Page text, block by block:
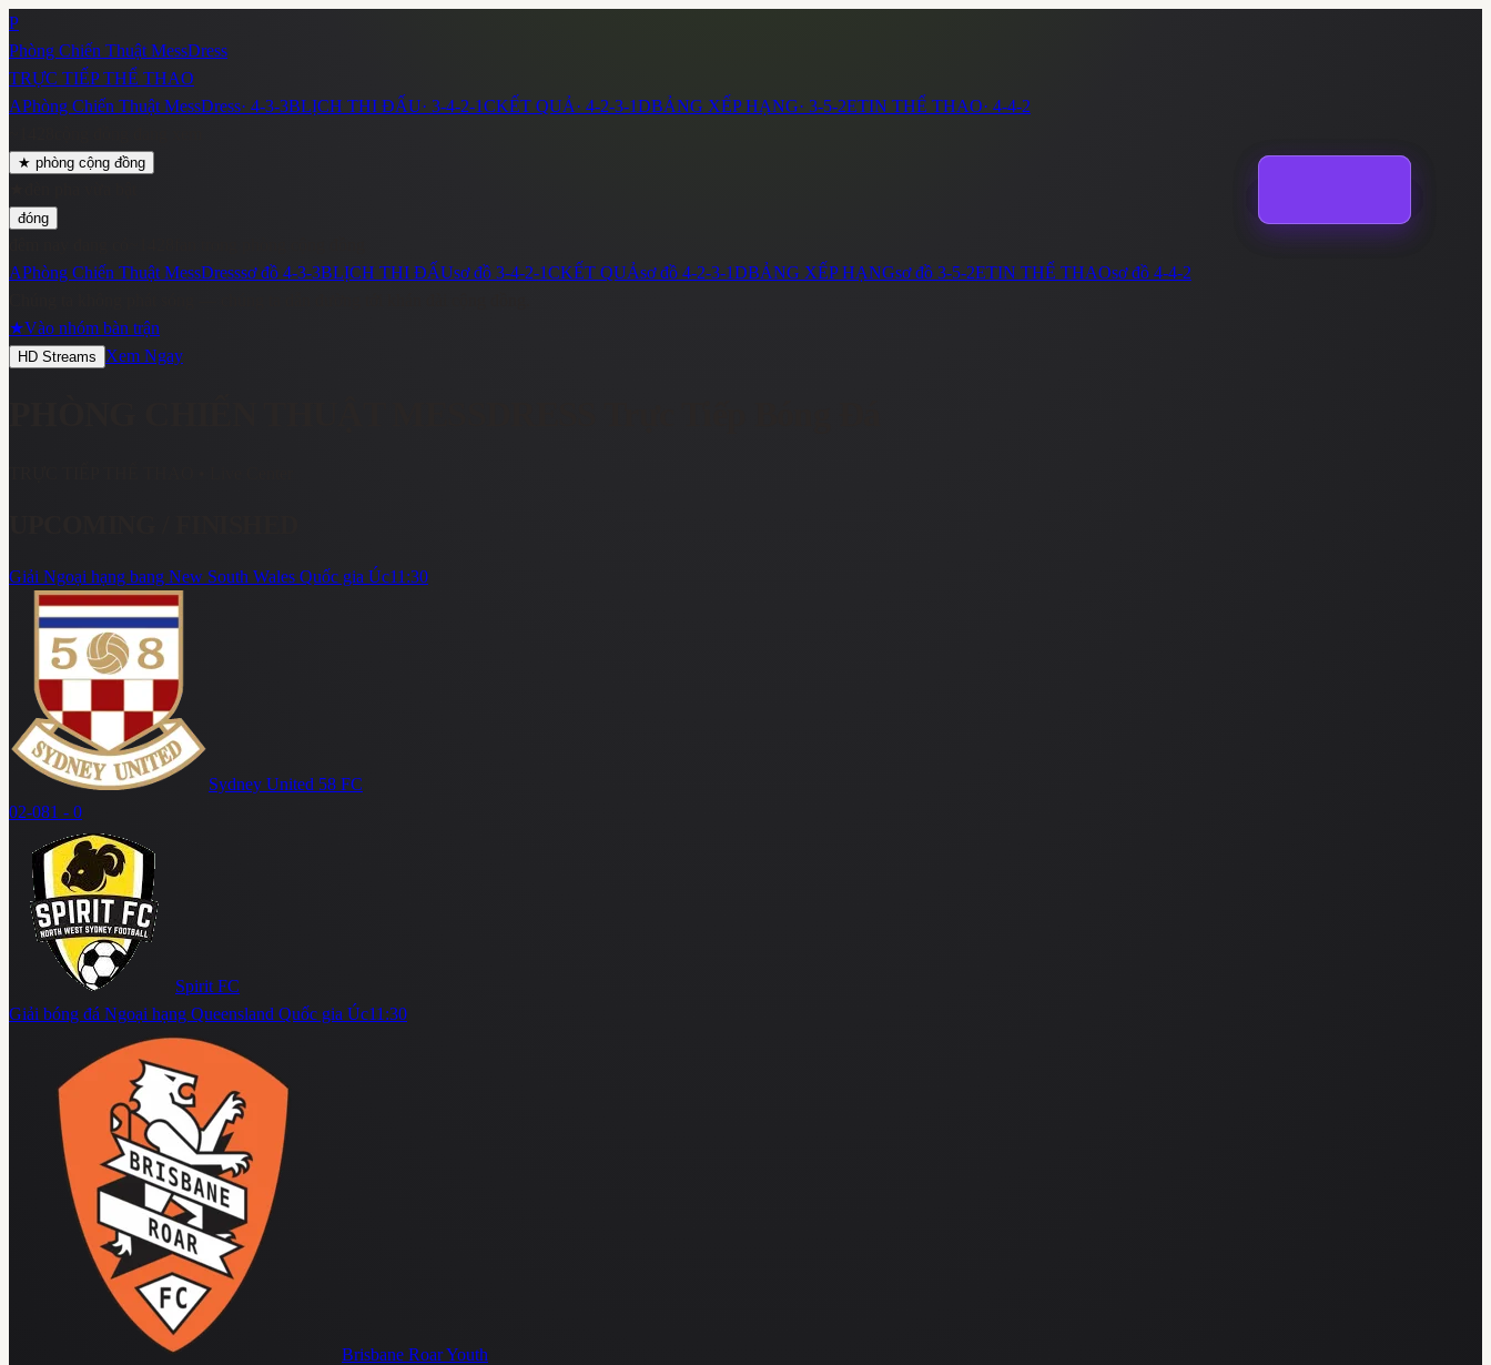
P
Phòng Chiến Thuật MessDress
TRỰC TIẾP THỂ THAO
APhòng Chiến Thuật MessDress· 4-3-3BLỊCH THI ĐẤU· 3-4-2-1CKẾT QUẢ· 4-2-3-1DBẢNG XẾP HẠNG· 3-5-2ETIN THỂ THAO· 4-4-2
★ phòng cộng đồng
đóng
APhòng Chiến Thuật MessDresssơ đồ 4-3-3BLỊCH THI ĐẤUsơ đồ 3-4-2-1CKẾT QUẢsơ đồ 4-2-3-1DBẢNG XẾP HẠNGsơ đồ 3-5-2ETIN THỂ THAOsơ đồ 4-4-2
★Vào nhóm bàn trận
HD Streams Xem Ngay
Giải Ngoại hạng bang New South Wales Quốc gia Úc11:30
Sydney United 58 FC
02-081 - 0
Spirit FC
Giải bóng đá Ngoại hạng Queensland Quốc gia Úc11:30
Brisbane Roar Youth